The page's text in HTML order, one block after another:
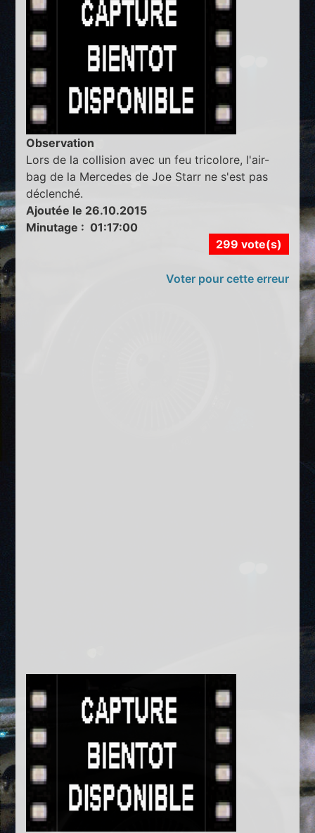
Observation
Lors de la collision avec un feu tricolore, l'air-
bag de la Mercedes de Joe Starr ne s'est pas
déclenché.
Ajoutée le 26.10.2015
Minutage : 01:17:00
299 vote(s)
Voter pour cette erreur